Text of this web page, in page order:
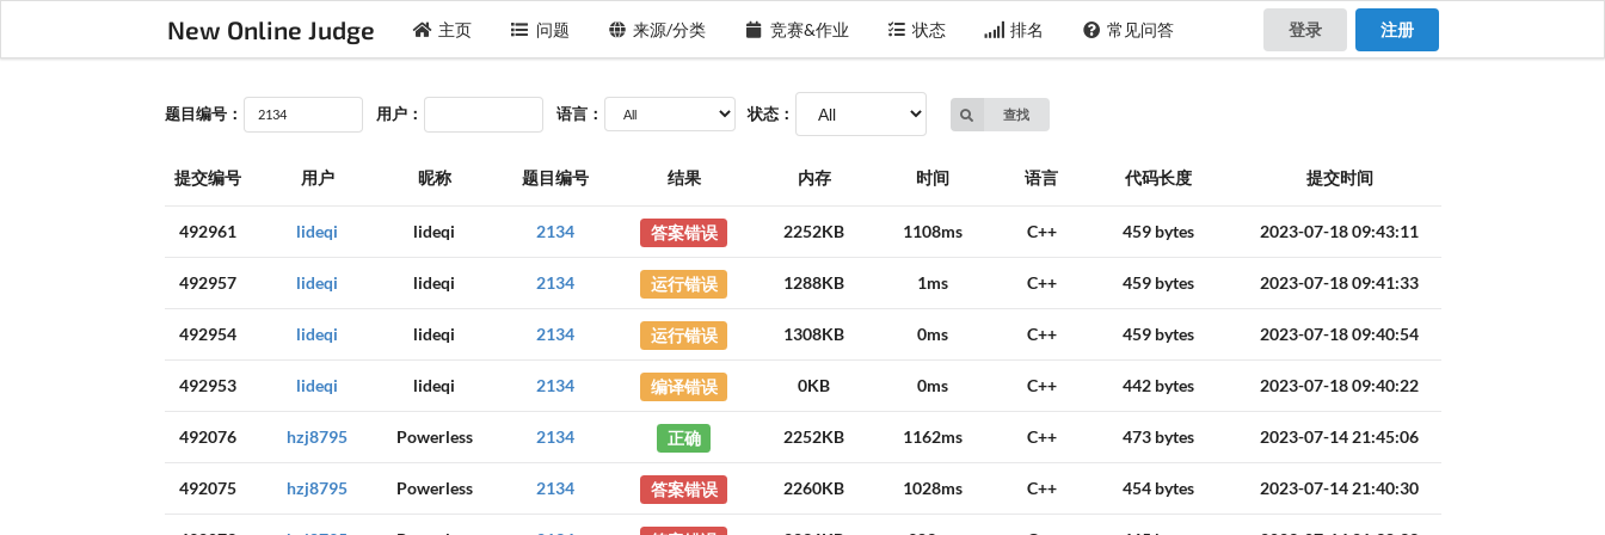
New Online Judge 主页 问题 来源/分类 竞赛&作业 状态 排名 常见问答 登录 注册
题目编号： 用户： 语言： 状态： 查找
提交编号 用户 昵称 题目编号 结果 内存 时间 语言 代码长度 提交时间
492961 lideqi lideqi 2134 答案错误 2252KB 1108ms C++ 459 bytes 2023-07-18 09:43:11
492957 lideqi lideqi 2134 运行错误 1288KB 1ms C++ 459 bytes 2023-07-18 09:41:33
492954 lideqi lideqi 2134 运行错误 1308KB 0ms C++ 459 bytes 2023-07-18 09:40:54
492953 lideqi lideqi 2134 编译错误 0KB 0ms C++ 442 bytes 2023-07-18 09:40:22
492076 hzj8795 Powerless 2134 正确 2252KB 1162ms C++ 473 bytes 2023-07-14 21:45:06
492075 hzj8795 Powerless 2134 答案错误 2260KB 1028ms C++ 454 bytes 2023-07-14 21:40:30